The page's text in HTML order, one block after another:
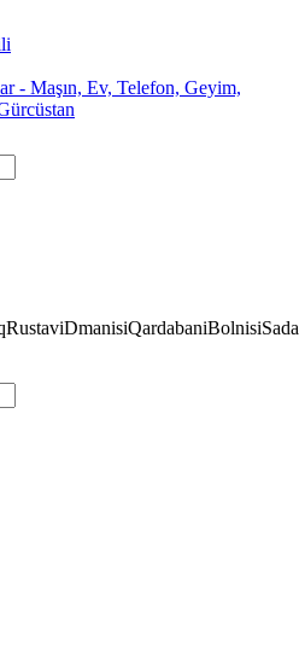
RustaviDmanisiQardabaniBolnisi